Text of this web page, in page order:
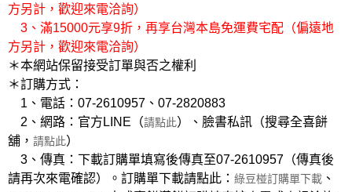
方另計，歡迎來電洽詢）
3、滿15000元享9折，再享台灣本島免運費宅配（偏遠地
方另計，歡迎來電洽詢）
＊本網站保留接受訂單與否之權利
＊訂購方式：
1、電話：07-2610957、07-2820883
2、網路：官方LINE（請點此）、臉書私訊（搜尋全喜餅
舖， 請點此）
3、傳真：下載訂購單填寫後傳真至07-2610957（傳真後
請再次來電確認）。訂購單下載請點此： 綠豆椪訂購單下載 、